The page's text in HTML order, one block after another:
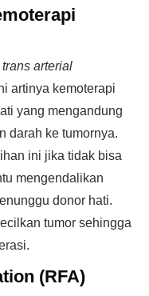
trans arterial
artinya kemoterapi
yang mengandung
darah ke tumornya.
ini jika tidak bisa
mengendalikan
donor hati.
tumor sehingga
(RFA)